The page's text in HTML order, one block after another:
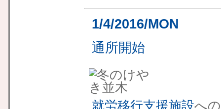
1/4/2016/MON
通所開始
就労移行支援施設へ